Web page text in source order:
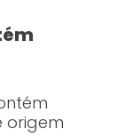
origem